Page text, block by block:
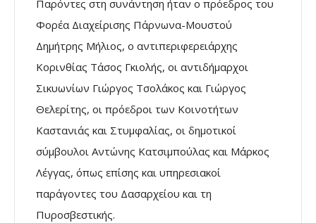
Παρόντες στη συνάντηση ήταν ο πρόεδρος του
Φορέα Διαχείρισης Πάρνωνα-Μουστού
Δημήτρης Μήλιος, ο αντιπεριφερειάρχης
Κορινθίας Τάσος Γκιολής, οι αντιδήμαρχοι
Σικυωνίων Γιώργος Τσολάκος και Γιώργος
Θελερίτης, οι πρόεδροι των Κοινοτήτων
Καστανιάς και Στυμφαλίας, οι δημοτικοί
σύμβουλοι Αντώνης Κατσιμπούλας και Μάρκος
Λέγγας, όπως επίσης και υπηρεσιακοί
παράγοντες του Δασαρχείου και τη
Πυροσβεστικής.